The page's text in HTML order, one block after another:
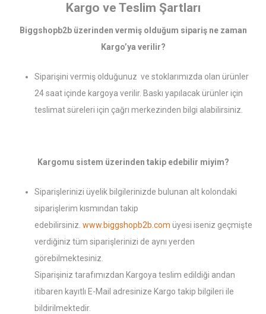
Kargo ve Teslim Şartları
Biggshopb2b üzerinden vermiş olduğum sipariş ne zaman
Kargo’ya verilir?
Siparişini vermiş olduğunuz ve stoklarımızda olan ürünler
24 saat içinde kargoya verilir. Baskı yapılacak ürünler için
teslimat süreleri için çağrı merkezinden bilgi alabilirsiniz.
Kargomu sistem üzerinden takip edebilir miyim?
Siparişlerinizi üyelik bilgilerinizde bulunan alt kolondaki
siparişlerim kısmından takip
edebilirsiniz.www.biggshopb2b.com üyesi iseniz geçmişte
verdiğiniz tüm siparişlerinizi de aynı yerden
görebilmektesiniz.
Siparişiniz tarafımızdan Kargoya teslim edildiği andan
itibaren kayıtlı E-Mail adresinize Kargo takip bilgileri ile
bildirilmektedir.